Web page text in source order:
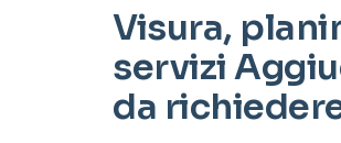
Visura,
servizi
da